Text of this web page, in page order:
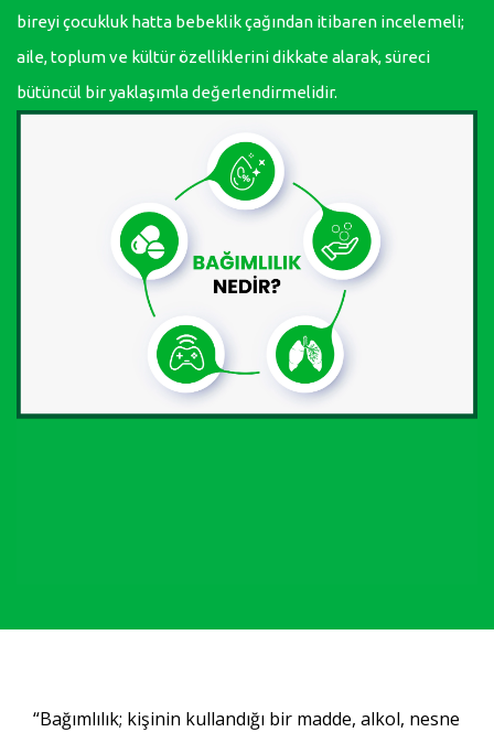
bireyi çocukluk hatta bebeklik çağından itibaren incelemeli;
aile, toplum ve kültür özelliklerini dikkate alarak, süreci
bütüncül bir yaklaşımla değerlendirmelidir.
“Bağımlılık; kişinin kullandığı bir madde, alkol, nesne